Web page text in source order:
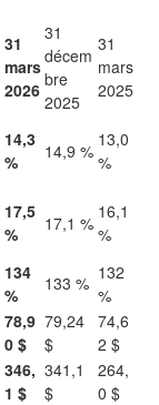
31
mars
2026
31
décem
bre
2025
31
mars
2025
14,3
%
14,9 %
13,0
%
17,5
%
17,1 %
16,1
%
134
%
133 % 132
%
78,9
0 $
79,24
$
74,6
2 $
346,
1 $
341,1
$
264,
0 $